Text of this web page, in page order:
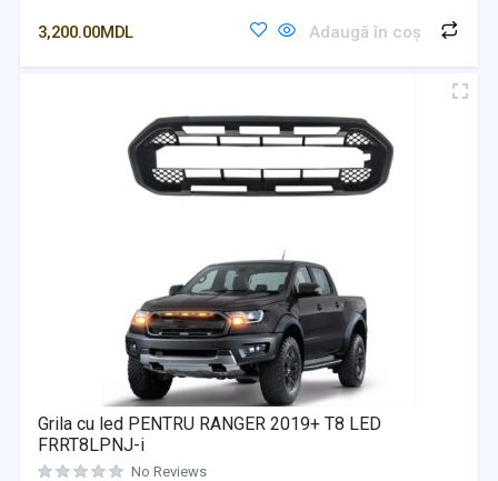
3,200.00MDL Adaugă în coș
Grila cu led PENTRU RANGER 2019+ T8 LED
FRRT8LPNJ-i
No Reviews